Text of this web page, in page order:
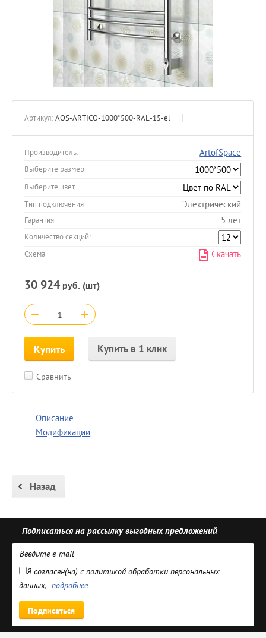
Артикул:AOS-ARTICO-1000*500-RAL-15-el
Производитель: ArtofSpace
Выберите размер
Выберите цвет
Тип подключения
Электрический
Гарантия 5 лет
Количество секций:
Схема
Скачать
30 924 руб. (шт)
− +
Купить Купить в 1 клик
Сравнить
Описание
Модификации
Назад
Подписаться на рассылку выгодных предложений
Я согласен(на) с политикой обработки персональных
данных, подробнее
Подписаться